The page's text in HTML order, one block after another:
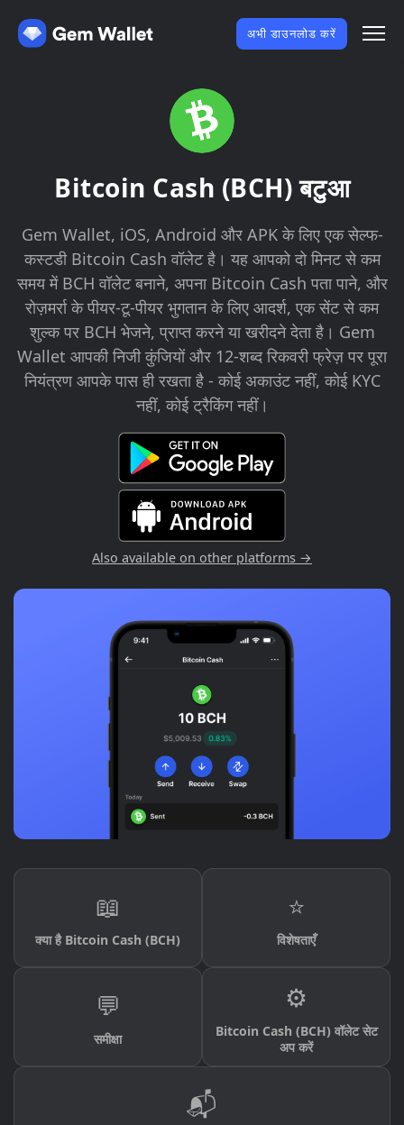
अभी डाउनलोड करें
Bitcoin Cash (BCH) बटुआ
Gem Wallet, iOS, Android और APK के लिए एक सेल्फ-
कस्टडी Bitcoin Cash वॉलेट है। यह आपको दो मिनट से कम
समय में BCH वॉलेट बनाने, अपना Bitcoin Cash पता पाने, और
रोज़मर्रा के पीयर-टू-पीयर भुगतान के लिए आदर्श, एक सेंट से कम
शुल्क पर BCH भेजने, प्राप्त करने या खरीदने देता है। Gem
Wallet आपकी निजी कुंजियों और 12-शब्द रिकवरी फ्रेज़ पर पूरा
नियंत्रण आपके पास ही रखता है - कोई अकाउंट नहीं, कोई KYC
नहीं, कोई ट्रैकिंग नहीं।
Also available on other platforms →
📖
क्या है Bitcoin Cash (BCH)
⭐
विशेषताएँ
💬
समीक्षा
⚙️
Bitcoin Cash (BCH) वॉलेट सेट
अप करें
📬